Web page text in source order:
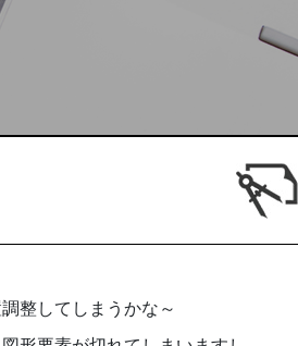
整してしまうかな～